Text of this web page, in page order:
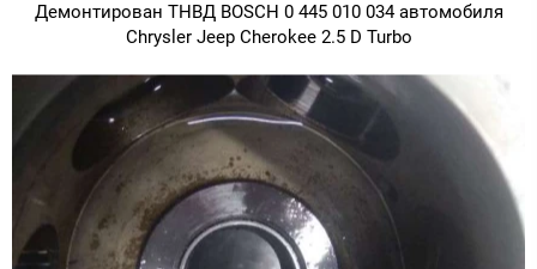
Демонтирован ТНВД BOSCH 0 445 010 034 автомобиля
Chrysler Jeep Cherokee 2.5 D Turbo